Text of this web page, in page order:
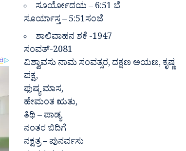
ಸೂರ್ಯೋದಯ – 6:51 ಬೆ
ಸೂರ್ಯಾಸ್ತ – 5:51ಸಂಜೆ
ಶಾಲಿವಾಹನ ಶಕೆ -1947
ಸಂವತ್-2081
ವಿಶ್ವಾವಸು ನಾಮ ಸಂವತ್ಸರ, ದಕ್ಷಣ ಅಯಣ, ಕೃಷ್ಣ
ಪಕ್ಷ,
ಫುಷ್ಯ ಮಾಸ,
ಹೇಮಂತ ಋತು,
ತಿಥಿ – ಪಾಡ್ಯ
ನಂತರ ಬಿದಿಗೆ
ನಕ್ಷತ್ರ – ಪುನರ್ವಸು